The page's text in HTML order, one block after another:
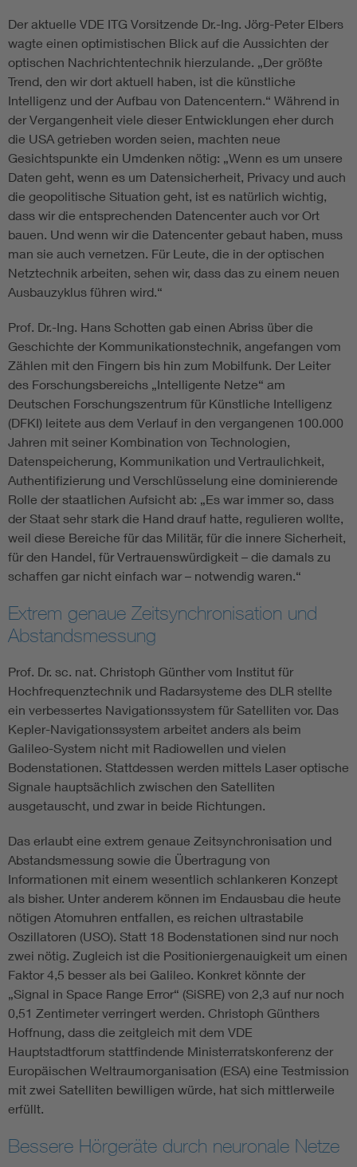
Der aktuelle VDE ITG Vorsitzende Dr.-Ing. Jörg-Peter Elbers
wagte einen optimistischen Blick auf die Aussichten der
optischen Nachrichtentechnik hierzulande. „Der größte
Trend, den wir dort aktuell haben, ist die künstliche
Intelligenz und der Aufbau von Datencentern.“ Während in
der Vergangenheit viele dieser Entwicklungen eher durch
die USA getrieben worden seien, machten neue
Gesichtspunkte ein Umdenken nötig: „Wenn es um unsere
Daten geht, wenn es um Datensicherheit, Privacy und auch
die geopolitische Situation geht, ist es natürlich wichtig,
dass wir die entsprechenden Datencenter auch vor Ort
bauen. Und wenn wir die Datencenter gebaut haben, muss
man sie auch vernetzen. Für Leute, die in der optischen
Netztechnik arbeiten, sehen wir, dass das zu einem neuen
Ausbauzyklus führen wird.“
Prof. Dr.-Ing. Hans Schotten gab einen Abriss über die
Geschichte der Kommunikationstechnik, angefangen vom
Zählen mit den Fingern bis hin zum Mobilfunk. Der Leiter
des Forschungsbereichs „Intelligente Netze“ am
Deutschen Forschungszentrum für Künstliche Intelligenz
(DFKI) leitete aus dem Verlauf in den vergangenen 100.000
Jahren mit seiner Kombination von Technologien,
Datenspeicherung, Kommunikation und Vertraulichkeit,
Authentifizierung und Verschlüsselung eine dominierende
Rolle der staatlichen Aufsicht ab: „Es war immer so, dass
der Staat sehr stark die Hand drauf hatte, regulieren wollte,
weil diese Bereiche für das Militär, für die innere Sicherheit,
für den Handel, für Vertrauenswürdigkeit – die damals zu
schaffen gar nicht einfach war – notwendig waren.“
Extrem genaue Zeitsynchronisation und
Abstandsmessung
Prof. Dr. sc. nat. Christoph Günther vom Institut für
Hochfrequenztechnik und Radarsysteme des DLR stellte
ein verbessertes Navigationssystem für Satelliten vor. Das
Kepler-Navigationssystem arbeitet anders als beim
Galileo-System nicht mit Radiowellen und vielen
Bodenstationen. Stattdessen werden mittels Laser optische
Signale hauptsächlich zwischen den Satelliten
ausgetauscht, und zwar in beide Richtungen.
Das erlaubt eine extrem genaue Zeitsynchronisation und
Abstandsmessung sowie die Übertragung von
Informationen mit einem wesentlich schlankeren Konzept
als bisher. Unter anderem können im Endausbau die heute
nötigen Atomuhren entfallen, es reichen ultrastabile
Oszillatoren (USO). Statt 18 Bodenstationen sind nur noch
zwei nötig. Zugleich ist die Positioniergenauigkeit um einen
Faktor 4,5 besser als bei Galileo. Konkret könnte der
„Signal in Space Range Error“ (SiSRE) von 2,3 auf nur noch
0,51 Zentimeter verringert werden. Christoph Günthers
Hoffnung, dass die zeitgleich mit dem VDE
Hauptstadtforum stattfindende Ministerratskonferenz der
Europäischen Weltraumorganisation (ESA) eine Testmission
mit zwei Satelliten bewilligen würde, hat sich mittlerweile
erfüllt.
Bessere Hörgeräte durch neuronale Netze